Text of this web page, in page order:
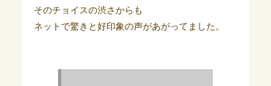
そのチョイスの渋さからも
ネットで驚きと好印象の声があがってました。